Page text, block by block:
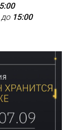
до 15:00